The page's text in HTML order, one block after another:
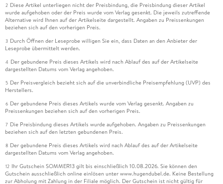
2 Diese Artikel unterliegen nicht der Preisbindung, die Preisbindung dieser Artikel
wurde aufgehoben oder der Preis wurde vom Verlag gesenkt. Die jeweils zutreffende
Alternative wird Ihnen auf der Artikelseite dargestellt. Angaben zu Preissenkungen
beziehen sich auf den vorherigen Preis.
3 Durch Öffnen der Leseprobe willigen Sie ein, dass Daten an den Anbieter der
Leseprobe übermittelt werden.
4 Der gebundene Preis dieses Artikels wird nach Ablauf des auf der Artikelseite
dargestellten Datums vom Verlag angehoben.
5 Der Preisvergleich bezieht sich auf die unverbindliche Preisempfehlung (UVP) des
Herstellers.
6 Der gebundene Preis dieses Artikels wurde vom Verlag gesenkt. Angaben zu
Preissenkungen beziehen sich auf den vorherigen Preis.
7 Die Preisbindung dieses Artikels wurde aufgehoben. Angaben zu Preissenkungen
beziehen sich auf den letzten gebundenen Preis.
8 Der gebundene Preis dieses Artikels wird nach Ablauf des auf der Artikelseite
dargestellten Datums vom Verlag angehoben.
12 Ihr Gutschein SOMMER13 gilt bis einschließlich 10.08.2026. Sie können den
Gutschein ausschließlich online einlösen unter www.hugendubel.de. Keine Bestellung
zur Abholung mit Zahlung in der Filiale möglich. Der Gutschein ist nicht gültig für